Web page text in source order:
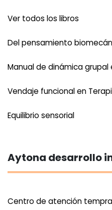
Ver todos los libros
Del pensamiento
Manual de dinámica grupal
Vendaje funcional en
Equilibrio sensorial
Aytona desarrollo
Centro de atención